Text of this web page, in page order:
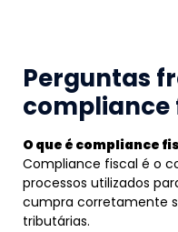
Perguntas
compliance
O que é compliance
Compliance fiscal é o
processos utilizados
cumpra corretamente
tributárias.